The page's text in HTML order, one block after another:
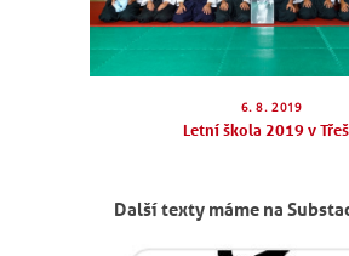
SEMINÁŘE
6. 8. 2019
Letní škola 2019 v
Další texty máme na